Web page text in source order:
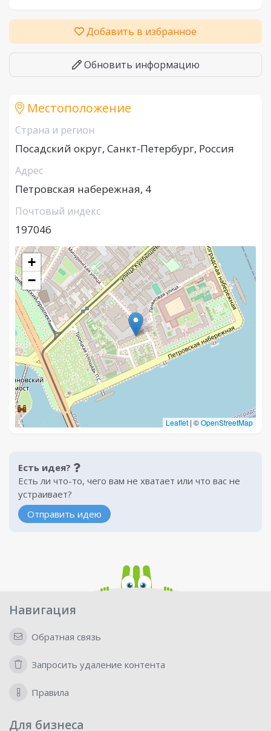
Добавить в избранное
Обновить информацию
Местоположение
Страна и регион
Посадский округ, Санкт-Петербург, Россия
Адрес
Петровская набережная, 4
Почтовый индекс
197046
+
−
Leaflet | ©OpenStreetMap
Есть идея?
Есть ли что-то, чего вам не хватает или что вас не
устраивает?
Отправить идею
Навигация
Обратная связь
Запросить удаление контента
Правила
Для бизнеса